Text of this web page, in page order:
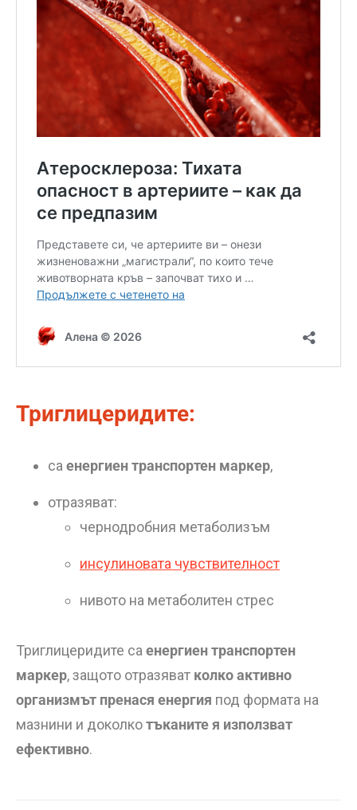
Триглицеридите:
са енергиен транспортен маркер,
отразяват:
чернодробния метаболизъм
инсулиновата чувствителност
нивото на метаболитен стрес
Триглицеридите са енергиен транспортен
маркер, защото отразяват колко активно
организмът пренася енергия под формата на
мазнини и доколкотъканите я използват
ефективно.